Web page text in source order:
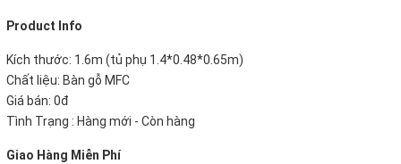
Product Info
Kích thước: 1.6m (tủ phụ 1.4*0.48*0.65m)
Chất liệu: Bàn gỗ MFC
Giá bán: 0đ
Tình Trạng : Hàng mới - Còn hàng
Giao Hàng Miễn Phí